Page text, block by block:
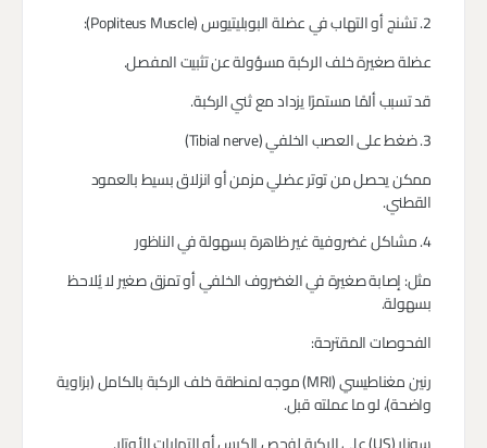
2. تشنج أو التهاب في عضلة البوبليتيوس (Popliteus Muscle):
عضلة صغيرة خلف الركبة مسؤولة عن تثبيت المفصل.
قد تسبب ألمًا مستمرًا يزداد مع ثني الركبة.
3. ضغط على العصب الخلفي (Tibial nerve)
ممكن يحصل من توتر عضلي مزمن أو انزلاق بسيط بالعمود
القطني.
4. مشاكل غضروفية غير ظاهرة بسهولة في الناظور
مثل: إصابة صغيرة في الغضروف الخلفي أو تمزق صغير لا يُلاحظ
بسهولة.
الفحوصات المقترحة:
رنين مغناطيسي (MRI) موجه لمنطقة خلف الركبة بالكامل (بزاوية
واضحة)، لو ما عملته قبل.